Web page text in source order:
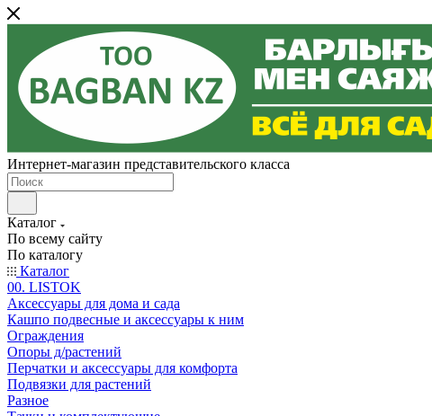
Интернет-магазин представительского класса
Каталог
По всему сайту
По каталогу
Каталог
00. LISTOK
Аксессуары для дома и сада
Кашпо подвесные и аксессуары к ним
Ограждения
Опоры д/растений
Перчатки и аксессуары для комфорта
Подвязки для растений
Разное